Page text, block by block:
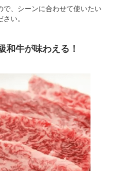
、シーンに合わせて使いたい
い。
和牛が味わえる！